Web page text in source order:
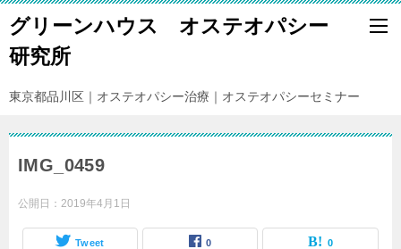
グリーンハウス オステオパシー
研究所
東京都品川区｜オステオパシー治療｜オステオパシーセミナー
IMG_0459
公開日： 2019年4月1日
Tweet 0 0